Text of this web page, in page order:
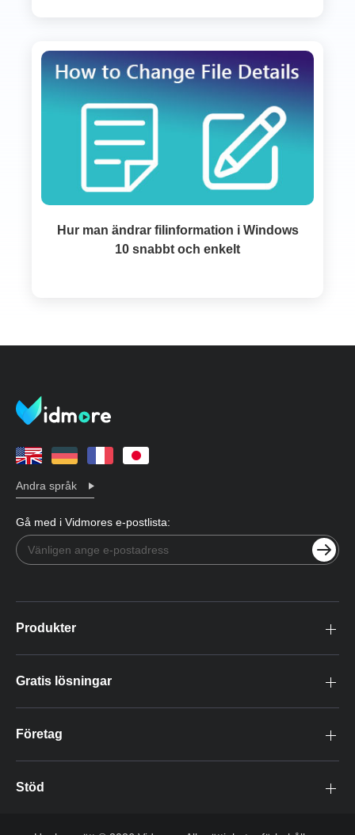
Hur man ändrar filinformation i Windows
10 snabbt och enkelt
Andra språk
Gå med i Vidmores e-postlista:
Produkter
Gratis lösningar
Företag
Stöd